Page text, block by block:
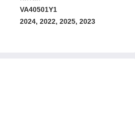
VA40501Y1
2024, 2022, 2025, 2023